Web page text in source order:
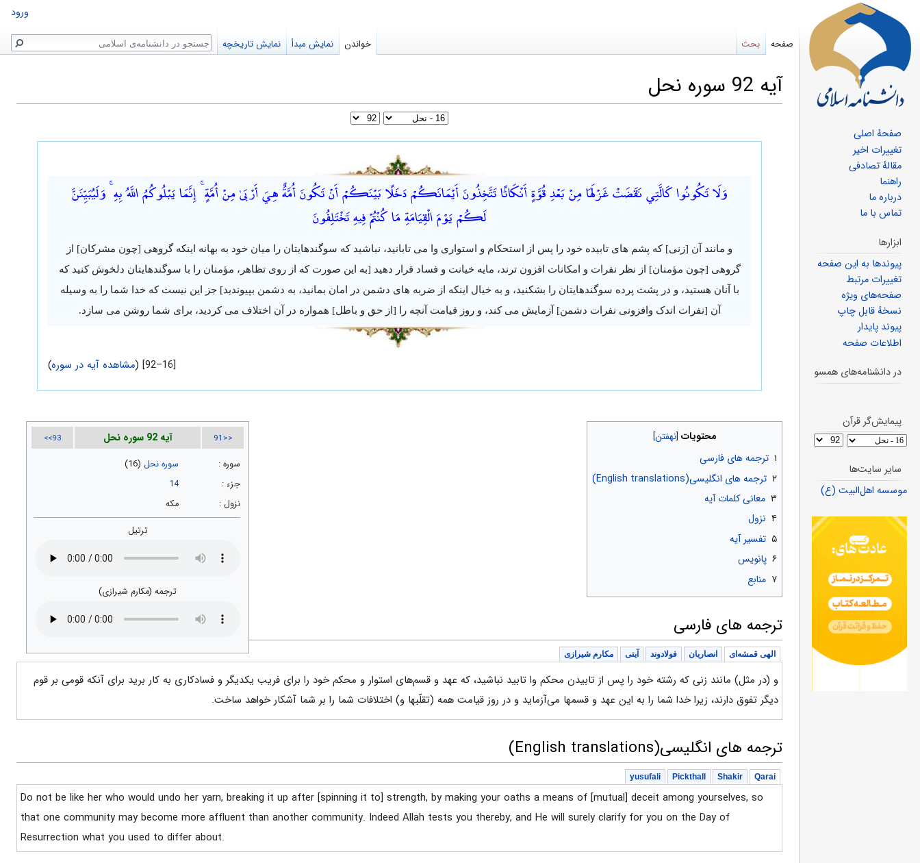
آیه 92 سوره نحل
وَلَا تَكُونُوا كَالَّتِي نَقَضَتْ غَزْلَهَا مِنْ بَعْدِ قُوَّةٍ أَنْكَاثًا تَتَّخِذُونَ أَيْمَانَكُمْ دَخَلًا بَيْنَكُمْ أَنْ تَكُونَ أُمَّةٌ هِيَ أَرْبَىٰ مِنْ أُمَّةٍ ۚ إِنَّمَا يَبْلُوكُمُ اللَّهُ بِهِ ۚ وَلَيُبَيِّنَنَّ
لَكُمْ يَوْمَ الْقِيَامَةِ مَا كُنْتُمْ فِيهِ تَخْتَلِفُونَ
و مانند آن [زنی] که پشم های تابیده خود را پس از استحکام و استواری وا می تابانید، نباشید که سوگندهایتان را میان خود به بهانه اینکه گروهی [چون مشرکان] از
گروهی [چون مؤمنان] از نظر نفرات و امکانات افزون ترند، مایه خیانت و فساد قرار دهید [به این صورت که از روی تظاهر، مؤمنان را با سوگندهایتان دلخوش کنید که
با آنان هستید، و در پشت پرده سوگندهایتان را بشکنید، و به خیال اینکه از ضربه های دشمن در امان بمانید، به دشمن بپیوندید] جز این نیست که خدا شما را به وسیله
آن [نفرات اندک وافزونی نفرات دشمن] آزمایش می کند، و روز قیامت آنچه را [از حق و باطل] همواره در آن اختلاف می کردید، برای شما روشن می سازد.
[16–92] ( مشاهده آیه در سوره)
<<91 آیه 92 سوره نحل 93>>
سوره : سوره نحل (16)
جزء :
14
نزول :
مکه
ترتیل
ترجمه (مکارم شیرازی)
محتویات
۱ ترجمه های فارسی
۲ ترجمه های انگلیسی(English translations)
۳ معانی کلمات آیه
۴ نزول
۵ تفسیر آیه
۶ پانویس
۷ منابع
ترجمه های فارسی
الهی قمشه‌ای انصاریان فولادوند آیتی مکارم شیرازی
و (در مثل) مانند زنی که رشته خود را پس از تابیدن محکم وا تابید نباشید، که عهد و قسم‌های استوار و محکم خود را برای فریب یکدیگر و فسادکاری به کار برید برای آنکه قومی بر قوم
دیگر تفوق دارند، زیرا خدا شما را به این عهد و قسمها می‌آزماید و در روز قیامت همه (تقلّبها و) اختلافات شما را بر شما آشکار خواهد ساخت.
ترجمه های انگلیسی(English translations)
Qarai
Shakir
Pickthall
yusufali
Do not be like her who would undo her yarn, breaking it up after [spinning it to] strength, by making your oaths a means of [mutual] deceit among yourselves, so
that one community may become more affluent than another community. Indeed Allah tests you thereby, and He will surely clarify for you on the Day of
Resurrection what you used to differ about.
ورود
صفحه بحث خواندن نمایش مبدأ نمایش تاریخچه جستجو
صفحهٔ اصلی
تغییرات اخیر
مقالهٔ تصادفی
راهنما
درباره ما
تماس با ما
ابزارها
پیوندها به این صفحه
تغییرات مرتبط
صفحه‌های ویژه
نسخهٔ قابل چاپ
پیوند پایدار
اطلاعات صفحه
در دانشنامه‌های همسو
پیمایش‌گر قرآن
سایر سایت‌ها
موسسه اهل‌البیت (ع)